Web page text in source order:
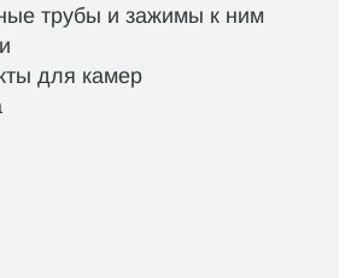
трубы и зажимы к ним
для камер